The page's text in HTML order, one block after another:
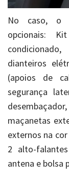
No caso, o
opcionais:
dianteiros
(apoios de
segurança
maçanetas
externos na
2 alto-
antena e bolsa